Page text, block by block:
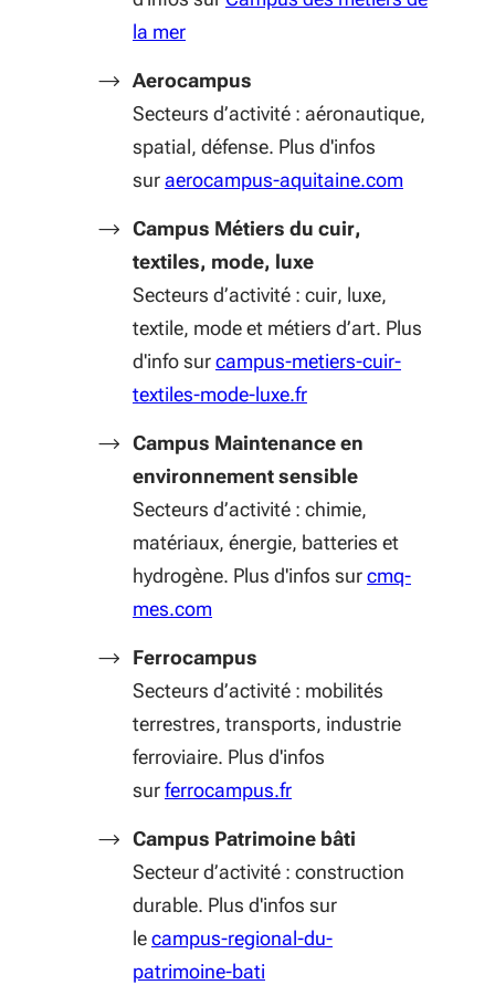
la mer
Aerocampus
Secteurs d’activité : aéronautique,
spatial, défense. Plus d'infos
suraerocampus-aquitaine.com
Campus Métiers du cuir,
textiles, mode, luxe
Secteurs d’activité : cuir, luxe,
textile, mode et métiers d’art. Plus
d'info surcampus-metiers-cuir-
textiles-mode-luxe.fr(S'ouvre dans une
Campus Maintenance en
environnement sensible
Secteurs d’activité : chimie,
matériaux, énergie, batteries et
hydrogène. Plus d'infos surcmq-
mes.com
Ferrocampus
Secteurs d’activité : mobilités
terrestres, transports, industrie
ferroviaire. Plus d'infos
surferrocampus.fr(S'ouvre dans une
Campus Patrimoine bâti
Secteur d’activité : construction
durable. Plus d'infos sur
lecampus-regional-du-
patrimoine-bati